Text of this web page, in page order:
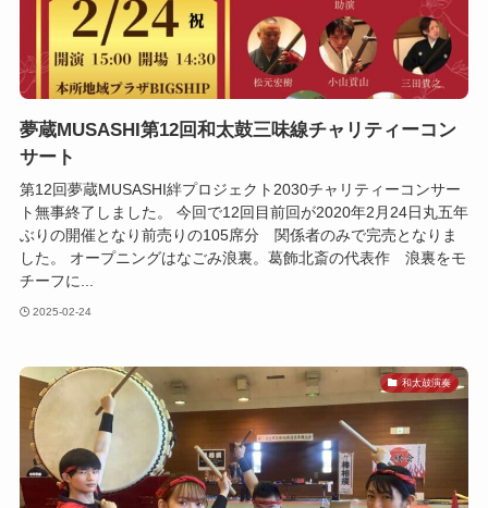
夢蔵MUSASHI第12回和太鼓三味線チャリティーコン
サート
第12回夢蔵MUSASHI絆プロジェクト2030チャリティーコンサー
ト無事終了しました。 今回で12回目前回が2020年2月24日丸五年
ぶりの開催となり前売りの105席分 関係者のみで完売となりま
した。 オープニングはなごみ浪裏。葛飾北斎の代表作 浪裏をモ
チーフに...
2025-02-24
和太鼓演奏